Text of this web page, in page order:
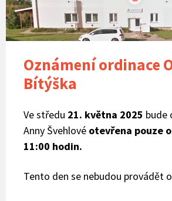
Bítýška
Oznámení ordinace
Bítýška
Ve středu 21. května 2025 bude
Anny Švehlové otevřena pouze
11:00 hodin.
Tento den se nebudou provádět